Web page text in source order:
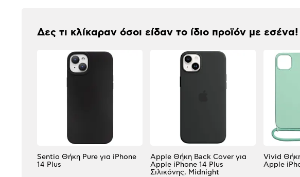
Δες τι κλίκαραν όσοι είδαν το ίδιο προϊόν με εσένα!
Sentio Θήκη Pure για iPhone
14 Plus
Apple Θήκη Back Cover για
Apple iPhone 14 Plus
Σιλικόνης, Midnight
Vivid
Apple